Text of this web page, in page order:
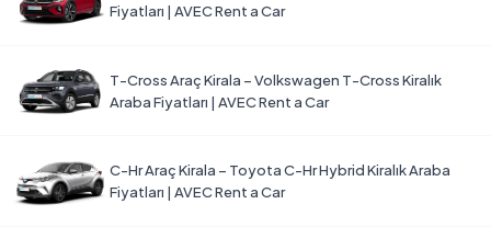
Fiyatları | AVEC Rent a Car
T-Cross Araç Kirala – Volkswagen T-Cross Kiralık
Araba Fiyatları | AVEC Rent a Car
C-Hr Araç Kirala – Toyota C-Hr Hybrid Kiralık Araba
Fiyatları | AVEC Rent a Car